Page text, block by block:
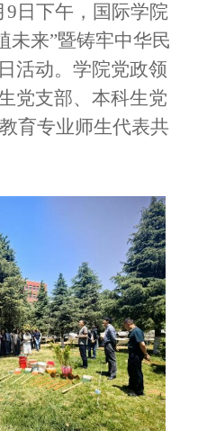
9日下午，国际学院
未来”暨铸牢中华民
活动。学院党政领
党支部、本科生党
育专业师生代表共